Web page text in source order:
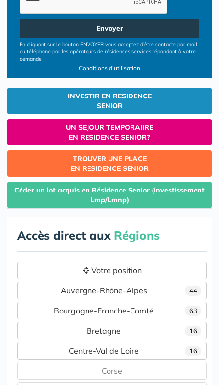
Envoyer
En cliquant sur le bouton ENVOYER vous acceptez d’être contacté par mail
ou téléphone par les opérateurs de résidences services répondant à votre
demande
Conditions d'utilisation
INVESTIR EN RESIDENCE
SENIOR
UN SEJOUR TEMPORAIIRE
EN RESIDENCE SENIOR?
TROUVER UNE PLACE
EN RESIDENCE SENIOR
Céder un lot acquis en Résidence Senior (investissement
Lmp/Lmnp)
Accès direct aux Régions
Votre position
44
Auvergne-Rhône-Alpes
63
Bourgogne-Franche-Comté
16
Bretagne
16
Centre-Val de Loire
Corse